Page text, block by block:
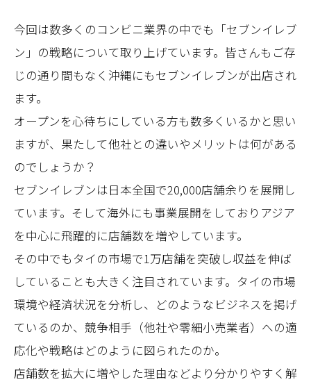
今回は数多くのコンビニ業界の中でも「セブンイレブ
ン」の戦略について取り上げています。皆さんもご存
じの通り間もなく沖縄にもセブンイレブンが出店され
ます。
オープンを心待ちにしている方も数多くいるかと思い
ますが、果たして他社との違いやメリットは何がある
のでしょうか？
セブンイレブンは日本全国で20,000店舗余りを展開し
ています。そして海外にも事業展開をしておりアジア
を中心に飛躍的に店舗数を増やしています。
その中でもタイの市場で1万店舗を突破し収益を伸ば
していることも大きく注目されています。タイの市場
環境や経済状況を分析し、どのようなビジネスを掲げ
ているのか、競争相手（他社や零細小売業者）への適
応化や戦略はどのように図られたのか。
店舗数を拡大に増やした理由などより分かりやすく解